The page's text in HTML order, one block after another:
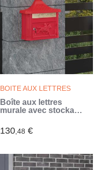
BOITE AUX LETTRES
Boîte aux lettres
murale avec stockage
cm
130,48 €